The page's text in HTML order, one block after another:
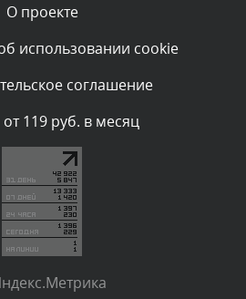
виден после проверки
виден после проверки
О проекте
использовании cookie
соглашение
от 119 руб. в месяц